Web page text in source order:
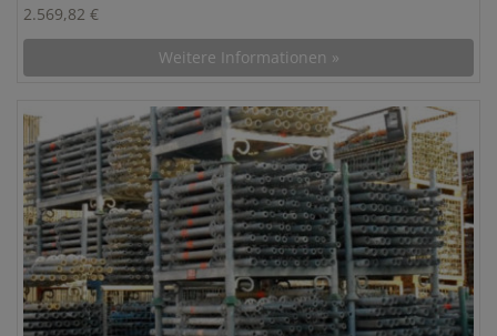
2.569,82 €
Weitere Informationen »